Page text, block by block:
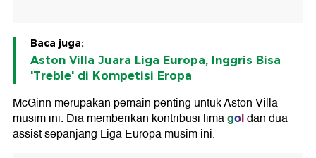
Baca juga:
Aston Villa Juara Liga Europa, Inggris Bisa
'Treble' di Kompetisi Eropa
McGinn merupakan pemain penting untuk Aston Villa
musim ini. Dia memberikan kontribusi limagoldan dua
assist sepanjang Liga Europa musim ini.